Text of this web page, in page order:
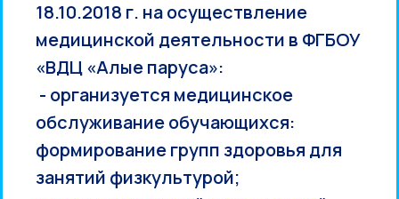
18.10.2018 г. на осуществление
медицинской деятельности в ФГБОУ
«ВДЦ «Алые паруса»:
- организуется медицинское
обслуживание обучающихся:
формирование групп здоровья для
занятий физкультурой;